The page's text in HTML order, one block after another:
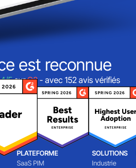
est reconnue
5surG2- avec 152 avis vérifiés
PLATEFORME
SaaS PIM
SOLUTIONS
Industrie